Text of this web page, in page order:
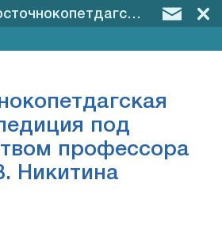
экспедиция под руководством профессора В.В. Никитина
под
профессора
Никитина